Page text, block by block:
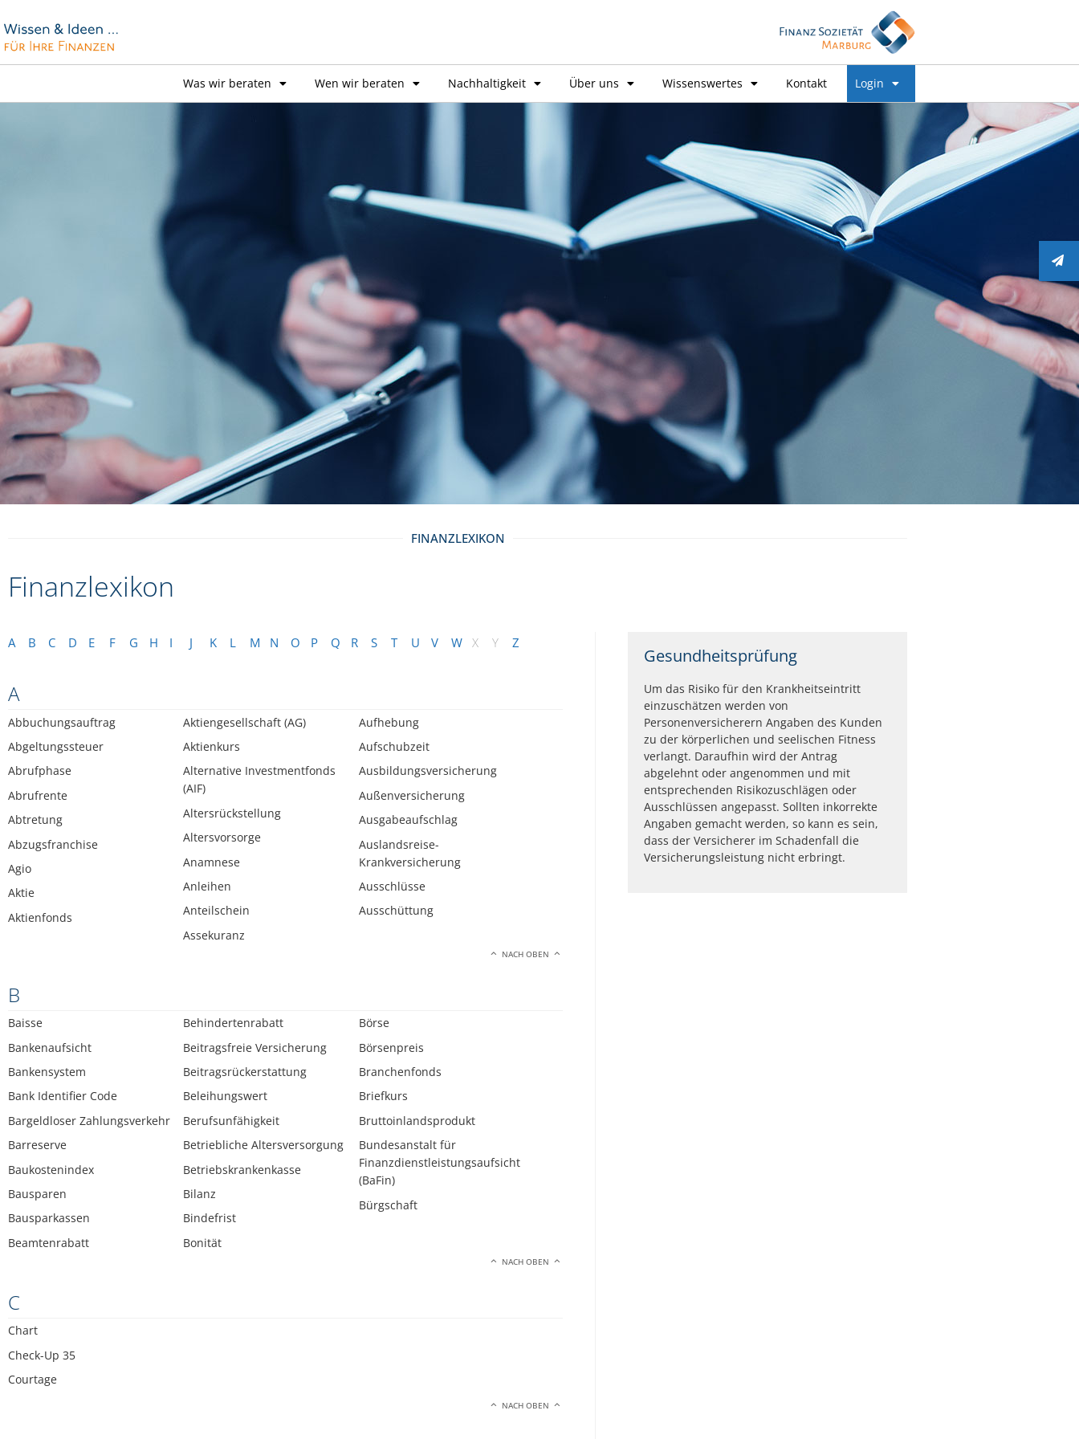
Was wir beraten Wen wir beraten Nachhaltigkeit Über uns Wissenswertes Kontakt Login
FINANZLEXIKON
Finanzlexikon
A B C D E F G H I J K L M N O P Q R S T U V W X Y Z
A
Abbuchungsauftrag
Abgeltungssteuer
Abrufphase
Abrufrente
Abtretung
Abzugsfranchise
Agio
Aktie
Aktienfonds
Aktiengesellschaft (AG)
Aktienkurs
Alternative Investmentfonds
(AIF)
Altersrückstellung
Altersvorsorge
Anamnese
Anleihen
Anteilschein
Assekuranz
Aufhebung
Aufschubzeit
Ausbildungsversicherung
Außenversicherung
Ausgabeaufschlag
Auslandsreise-
Krankversicherung
Ausschlüsse
Ausschüttung
NACH OBEN
B
Baisse
Bankenaufsicht
Bankensystem
Bank Identifier Code
Bargeldloser Zahlungsverkehr
Barreserve
Baukostenindex
Bausparen
Bausparkassen
Beamtenrabatt
Behindertenrabatt
Beitragsfreie Versicherung
Beitragsrückerstattung
Beleihungswert
Berufsunfähigkeit
Betriebliche Altersversorgung
Betriebskrankenkasse
Bilanz
Bindefrist
Bonität
Börse
Börsenpreis
Branchenfonds
Briefkurs
Bruttoinlandsprodukt
Bundesanstalt für
Finanzdienstleistungsaufsicht
(BaFin)
Bürgschaft
NACH OBEN
C
Chart
Check-Up 35
Courtage
NACH OBEN
Gesundheitsprüfung
Um das Risiko für den Krankheitseintritt
einzuschätzen werden von
Personenversicherern Angaben des Kunden
zu der körperlichen und seelischen Fitness
verlangt. Daraufhin wird der Antrag
abgelehnt oder angenommen und mit
entsprechenden Risikozuschlägen oder
Ausschlüssen angepasst. Sollten inkorrekte
Angaben gemacht werden, so kann es sein,
dass der Versicherer im Schadenfall die
Versicherungsleistung nicht erbringt.